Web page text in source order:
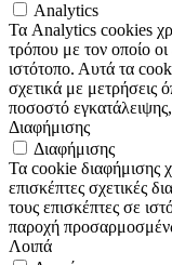
Analytics
Τα Analytics cookies
τρόπου με τον οποίο
ιστότοπο. Αυτά τα
σχετικά με μετρήσεις
ποσοστό
Διαφήμισης
Διαφήμισης
Τα cookie διαφήμισης
επισκέπτες σχετικές
τους επισκέπτες σε
παροχή
Λοιπά